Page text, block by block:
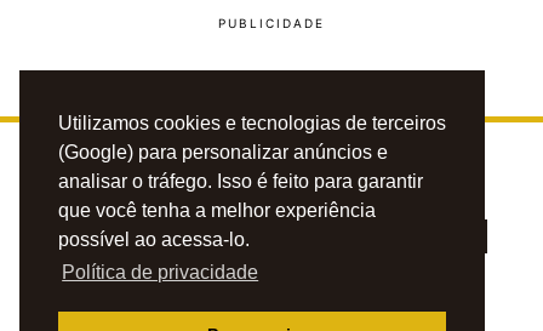
Utilizamos cookies e tecnologias de terceiros
(Google) para personalizar anúncios e
analisar o tráfego. Isso é feito para garantir
que você tenha a melhor experiência
possível ao acessa-lo.
Política de privacidade